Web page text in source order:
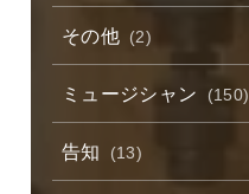
その他 (2)
ミュージシャン (150)
告知 (13)